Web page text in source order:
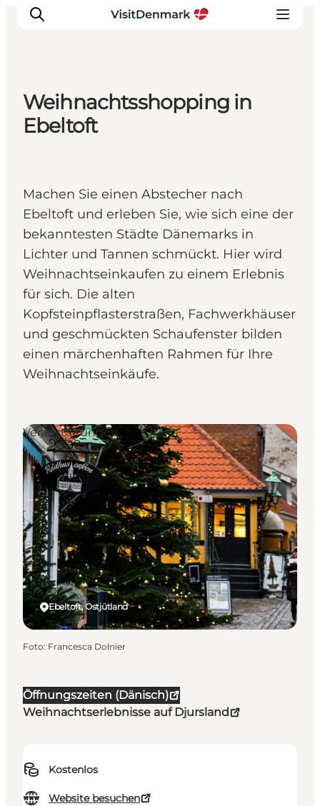
Inspiration
Reiseplanung
Weihnachtsshopping in
Ebeltoft
Machen Sie einen Abstecher nach
Ebeltoft und erleben Sie, wie sich eine der
bekanntesten Städte Dänemarks in
Lichter und Tannen schmückt. Hier wird
Weihnachtseinkaufen zu einem Erlebnis
für sich. Die alten
Kopfsteinpflasterstraßen, Fachwerkhäuser
und geschmückten Schaufenster bilden
einen märchenhaften Rahmen für Ihre
Weihnachtseinkäufe.
Öffnungszeiten (Dänisch)
Weihnachtserlebnisse auf Djursland
Kostenlos
Website besuchen
Ebeltoft, Ostjütland
Veranstaltungen
Foto: Francesca Dolnier